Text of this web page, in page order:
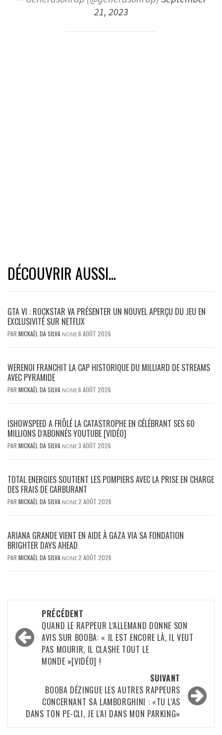
21, 2023
DÉCOUVRIR AUSSI...
GTA VI : ROCKSTAR VA PRÉSENTER UN NOUVEL APERÇU DU JEU EN
EXCLUSIVITÉ SUR NETFLIX
PAR MICKAËL DA SILVA NONE6 AOÛT 2026
WERENOI FRANCHIT LA CAP HISTORIQUE DU MILLIARD DE STREAMS
AVEC PYRAMIDE
PAR MICKAËL DA SILVA NONE6 AOÛT 2026
ISHOWSPEED A FRÔLÉ LA CATASTROPHE EN CÉLÉBRANT SES 60
MILLIONS D’ABONNÉS YOUTUBE [VIDÉO]
PAR MICKAËL DA SILVA NONE3 AOÛT 2026
TOTAL ENERGIES SOUTIENT LES POMPIERS AVEC LA PRISE EN CHARGE
DES FRAIS DE CARBURANT
PAR MICKAËL DA SILVA NONE2 AOÛT 2026
ARIANA GRANDE VIENT EN AIDE À GAZA VIA SA FONDATION
BRIGHTER DAYS AHEAD
PAR MICKAËL DA SILVA NONE2 AOÛT 2026
Navigation
d’article
PRÉCÉDENT
QUAND LE RAPPEUR L’ALLEMAND DONNE SON
AVIS SUR BOOBA: « IL EST ENCORE LÀ, IL VEUT
PAS MOURIR, IL CLASHE TOUT LE
MONDE »[VIDÉO] !
SUIVANT
BOOBA DÉZINGUE LES AUTRES RAPPEURS
CONCERNANT SA LAMBORGHINI : «TU L’AS
DANS TON PE-CLI, JE L’AI DANS MON PARKING»